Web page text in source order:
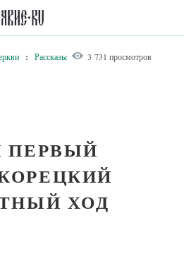
: Рассказы 3 731 просмотров
ПЕРВЫЙ
ХОД